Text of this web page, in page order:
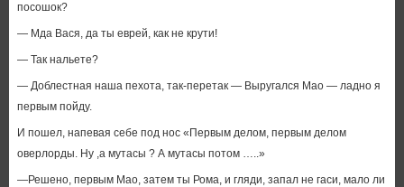
посошок?
— Мда Вася, да ты еврей, как не крути!
— Так нальете?
— Доблестная наша пехота, так-перетак — Выругался Мао — ладно я
первым пойду.
И пошел, напевая себе под нос «Первым делом, первым делом
оверлорды. Ну ,а мутасы ? А мутасы потом …..»
—Решено, первым Мао, затем ты Рома, и гляди, запал не гаси, мало ли